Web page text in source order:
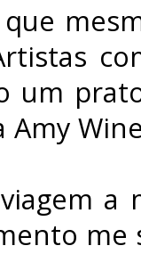
um
Amy
a
me